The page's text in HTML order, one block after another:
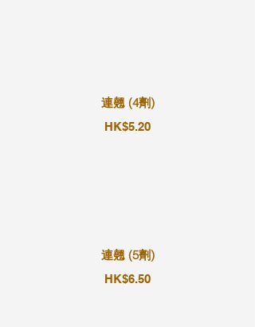
連翹 (4劑)
HK$5.20
連翹 (5劑)
HK$6.50